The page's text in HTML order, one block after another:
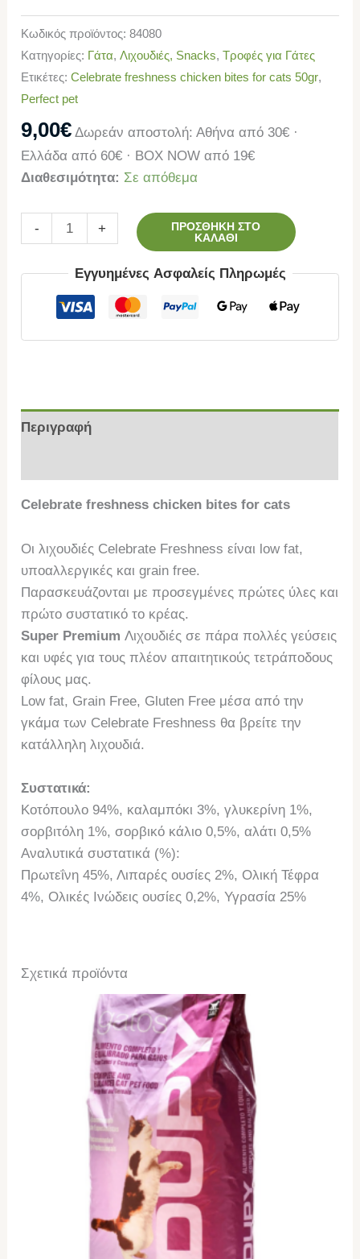
Κωδικός προϊόντος:84080
Κατηγορίες: Γάτα,Λιχουδιές, Snacks,Τροφές για Γάτες
Ετικέτες:Celebrate freshness chicken bites for cats 50gr,
Perfect pet
9,00€ Δωρεάν αποστολή: Αθήνα από 30€ ·
Ελλάδα από 60€ · BOX NOW από 19€
Διαθεσιμότητα: Σε απόθεμα
- +
ΠΡΟΣΘΉΚΗ ΣΤΟ
ΚΑΛΆΘΙ
Εγγυημένες Ασφαλείς Πληρωμές
Περιγραφή
Celebrate freshness chicken bites for cats
Οι λιχουδιές Celebrate Freshness είναι low fat,
υποαλλεργικές και grain free.
Παρασκευάζονται με προσεγμένες πρώτες ύλες και
πρώτο συστατικό το κρέας.
Super Premium Λιχουδιές σε πάρα πολλές γεύσεις
και υφές για τους πλέον απαιτητικούς τετράποδους
φίλους μας.
Low fat, Grain Free, Gluten Free μέσα από την
γκάμα των Celebrate Freshness θα βρείτε την
κατάλληλη λιχουδιά.
Συστατικά:
Κοτόπουλο 94%, καλαμπόκι 3%, γλυκερίνη 1%,
σορβιτόλη 1%, σορβικό κάλιο 0,5%, αλάτι 0,5%
Αναλυτικά συστατικά (%):
Πρωτεΐνη 45%, Λιπαρές ουσίες 2%, Ολική Τέφρα
4%, Ολικές Ινώδεις ουσίες 0,2%, Υγρασία 25%
Σχετικά προϊόντα